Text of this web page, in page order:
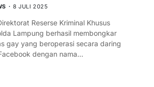
8 JULI 2025
Reserse Kriminal Khusus
Lampung berhasil membongkar
gay yang beroperasi secara daring
dengan nama…